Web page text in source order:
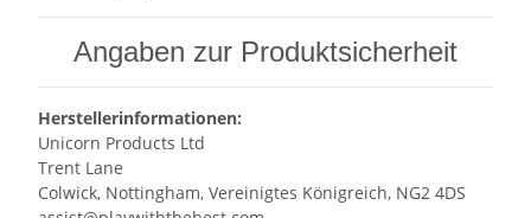
Angaben zur Produktsicherheit
Herstellerinformationen:
Unicorn Products Ltd
Trent Lane
Colwick, Nottingham, Vereinigtes Königreich, NG2 4DS